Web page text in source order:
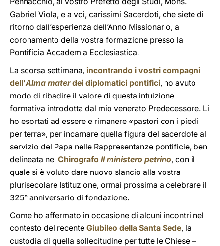
Gabriel Viola, e a voi, carissimi Sacerdoti, che siete di
ritorno dall’esperienza dell’Anno Missionario, a
coronamento della vostra formazione presso la
Pontificia Accademia Ecclesiastica.
La scorsa settimana, incontrando i vostri compagni
dell’Alma materdei diplomatici pontifici, ho avuto
modo di ribadire il valore di questa intuizione
formativa introdotta dal mio venerato Predecessore. Li
ho esortati ad essere e rimanere «pastori con i piedi
per terra», per incarnare quella figura del sacerdote al
servizio del Papa nelle Rappresentanze pontificie, ben
delineata nel Chirografo Il ministero petrino, con il
quale si è voluto dare nuovo slancio alla vostra
plurisecolare Istituzione, ormai prossima a celebrare il
325° anniversario di fondazione.
Come ho affermato in occasione di alcuni incontri nel
contesto del recente Giubileo della Santa Sede, la
custodia di quella sollecitudine per tutte le Chiese –